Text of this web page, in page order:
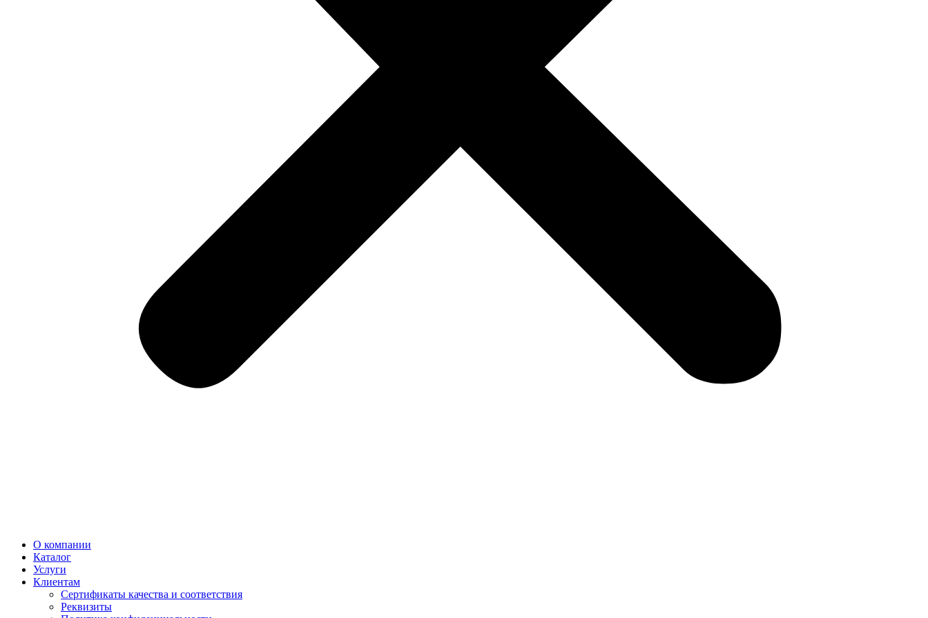
О компании
Каталог
Услуги
Клиентам
Сертификаты качества и соответствия
Реквизиты